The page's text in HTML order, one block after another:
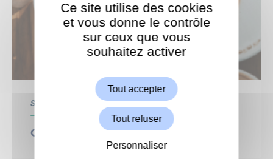
Seniors
Café de l’Amitié
ShareThis est désactivé.
Ce site utilise des cookies
et vous donne le contrôle
sur ceux que vous
souhaitez activer
Tout accepter
Tout refuser
Personnaliser